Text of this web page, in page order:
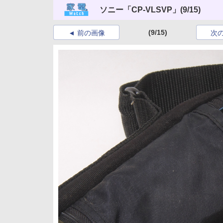
ソニー「CP-VLSVP」 (9/15)
前の画像 (9/15) 次